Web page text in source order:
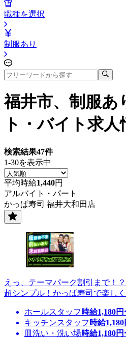
職種を選択
制服あり
福井市、制服あ
ト・バイト求人
検索結果47件
1-30を表示中
平均時給1,440円
アルバイト・パート
かっぱ寿司 福井大和田店
えっ、テーマパーク割引まで！
超シンプル！かっぱ寿司で楽し
ホールスタッフ 時給1,180
キッチンスタッフ 時給1,180
皿洗い・洗い場時給1,180